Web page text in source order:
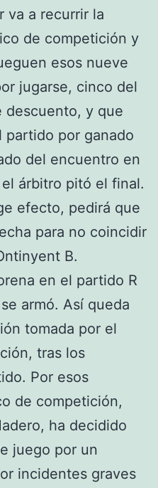
va a recurrir la
de competición y
esos nueve
jugarse, cinco del
descuento, y que
por ganado
del encuentro en
árbitro pitó el final.
efecto, pedirá que
para no coincidir
B.
en el partido R
armó. Así queda
tomada por el
tras los
Por esos
de competición,
ha decidido
juego por un
incidentes graves